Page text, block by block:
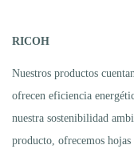
RICOH
Nuestros productos
ofrecen eficiencia
nuestra sostenibilidad
producto, ofrecemos hojas